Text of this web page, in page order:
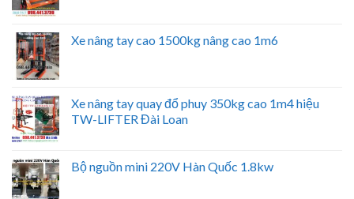
Xe nâng tay cao 1500kg nâng cao 1m6
Xe nâng tay quay đổ phuy 350kg cao 1m4 hiệu
TW-LIFTER Đài Loan
Bộ nguồn mini 220V Hàn Quốc 1.8kw